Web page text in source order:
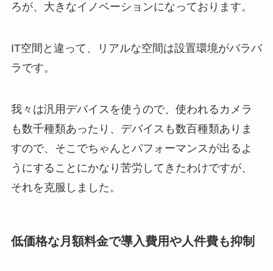
ろが、大きなイノベーションになっております。
IT空間と違って、リアルな空間は設置環境がバラバ
ラです。
我々は汎用デバイスを使うので、使われるカメラ
も数千種類あったり、デバイスも数百種類ありま
すので、そこでちゃんとパフォーマンスが出るよ
うにすることにかなり苦労してきたわけですが、
それを克服しました。
低価格な月額料金で導入費用や人件費も抑制